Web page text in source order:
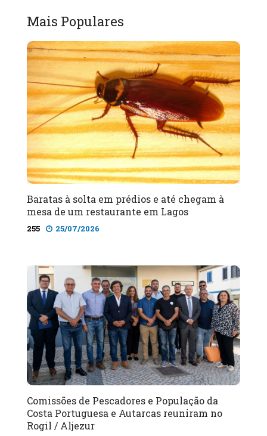
Mais Populares
Baratas à solta em prédios e até chegam à
mesa de um restaurante em Lagos
255 25/07/2026
Comissões de Pescadores e População da
Costa Portuguesa e Autarcas reuniram no
Rogil / Aljezur